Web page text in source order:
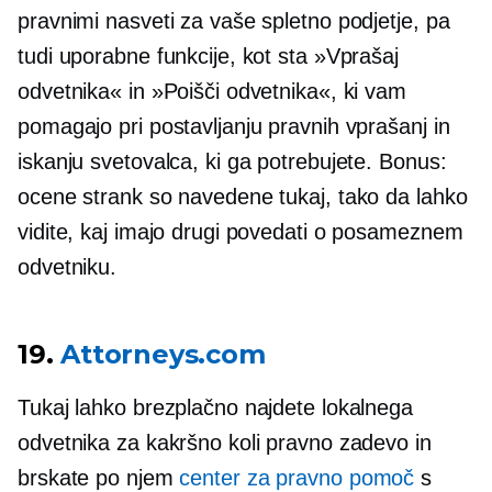
pravnimi nasveti za vaše spletno podjetje, pa
tudi uporabne funkcije, kot sta »Vprašaj
odvetnika« in »Poišči odvetnika«, ki vam
pomagajo pri postavljanju pravnih vprašanj in
iskanju svetovalca, ki ga potrebujete. Bonus:
ocene strank so navedene tukaj, tako da lahko
vidite, kaj imajo drugi povedati o posameznem
odvetniku.
19.Attorneys.com
Tukaj lahko brezplačno najdete lokalnega
odvetnika za kakršno koli pravno zadevo in
brskate po njemcenter za pravno pomoč s